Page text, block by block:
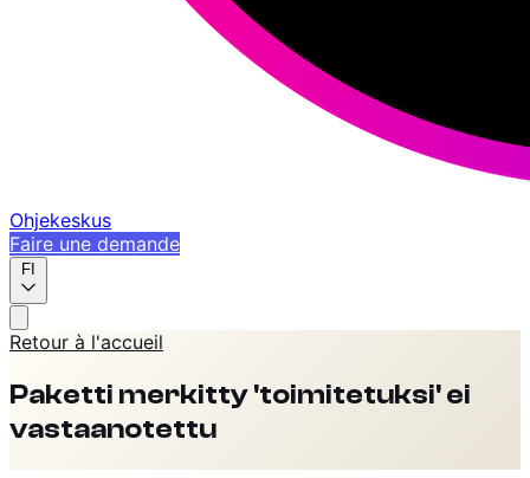
Ohjekeskus
Faire une demande
FI
Retour à l'accueil
Paketti merkitty 'toimitetuksi' ei
vastaanotettu